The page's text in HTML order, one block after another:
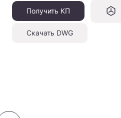
Получить КП
Скачать DWG